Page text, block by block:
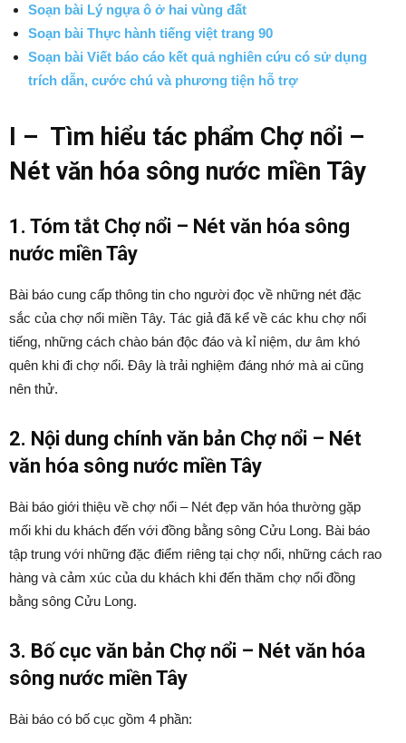
Soạn bài Lý ngựa ô ở hai vùng đất
Soạn bài Thực hành tiếng việt trang 90
Soạn bài Viết báo cáo kết quả nghiên cứu có sử dụng
trích dẫn, cước chú và phương tiện hỗ trợ
I – Tìm hiểu tác phẩm Chợ nổi –
Nét văn hóa sông nước miền Tây
1. Tóm tắt Chợ nổi – Nét văn hóa sông
nước miền Tây
Bài báo cung cấp thông tin cho người đọc về những nét đặc
sắc của chợ nổi miền Tây. Tác giả đã kể về các khu chợ nổi
tiếng, những cách chào bán độc đáo và kỉ niệm, dư âm khó
quên khi đi chợ nổi. Đây là trải nghiệm đáng nhớ mà ai cũng
nên thử.
2. Nội dung chính văn bản Chợ nổi – Nét
văn hóa sông nước miền Tây
Bài báo giới thiệu về chợ nổi – Nét đẹp văn hóa thường gặp
mối khi du khách đến với đồng bằng sông Cửu Long. Bài báo
tập trung với những đặc điểm riêng tại chợ nổi, những cách rao
hàng và cảm xúc của du khách khi đến thăm chợ nổi đồng
bằng sông Cửu Long.
3. Bố cục văn bản Chợ nổi – Nét văn hóa
sông nước miền Tây
Bài báo có bố cục gồm 4 phần: